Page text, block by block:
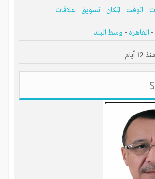
- الوقت - المكان -تسويق - علاقات
القاهرة - وسط البلد